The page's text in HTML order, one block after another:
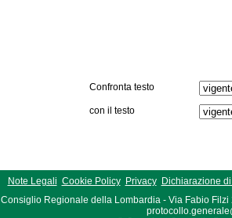
Confronta testo
con il testo
Note Legali Cookie Policy Privacy
Dichiarazione
Consiglio Regionale della Lombardia - Via Fabio Filzi